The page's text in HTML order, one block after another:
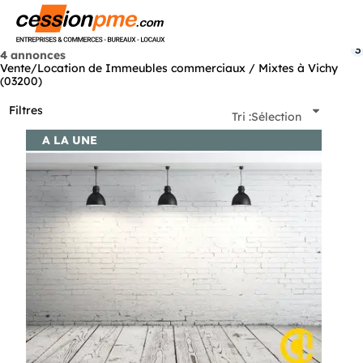
4 annonces
Vente/Location de Immeubles commerciaux / Mixtes à Vichy
(03200)
Filtres
3
Tri :Sélection
A LA UNE